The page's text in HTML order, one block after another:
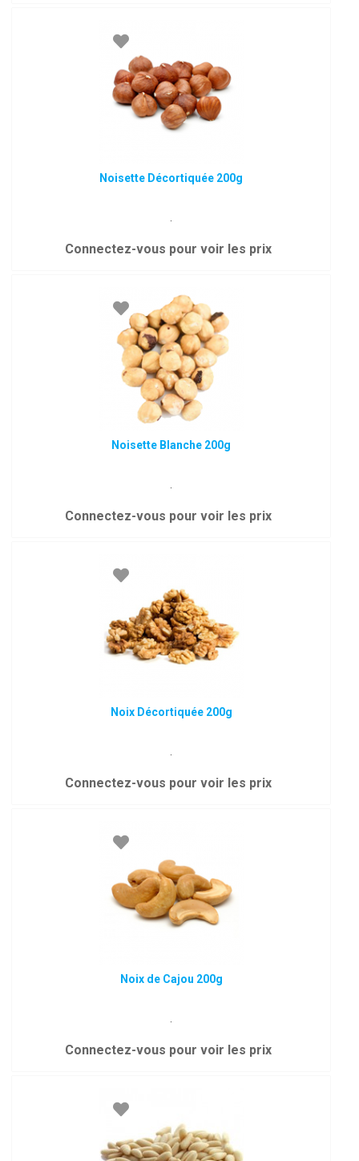
Noisette Décortiquée 200g
.
Connectez-vous pour voir les prix
Noisette Blanche 200g
.
Connectez-vous pour voir les prix
Noix Décortiquée 200g
.
Connectez-vous pour voir les prix
Noix de Cajou 200g
.
Connectez-vous pour voir les prix